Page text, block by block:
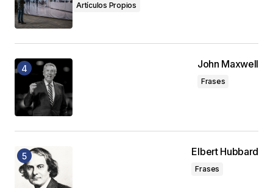
Artículos Propios
John Maxwell
Frases
Elbert Hubbard
Frases